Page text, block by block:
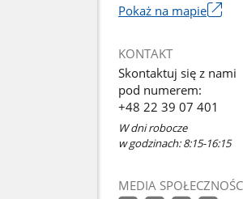
Pokaż na mapie
się
w
nowym
oknie
KONTAKT
Skontaktuj się z nami
pod numerem:
+48 22 39 07 401
W dni robocze
w godzinach: 8:15-16:15
MEDIA